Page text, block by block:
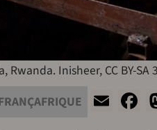
Inisheer, CC BY-SA